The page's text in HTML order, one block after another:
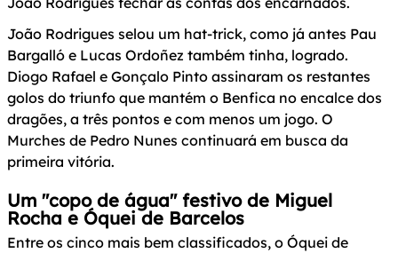
João Rodrigues selou um hat-trick, como já antes Pau
Bargalló e Lucas Ordoñez também tinha, logrado.
Diogo Rafael e Gonçalo Pinto assinaram os restantes
golos do triunfo que mantém o Benfica no encalce dos
dragões, a três pontos e com menos um jogo. O
Murches de Pedro Nunes continuará em busca da
primeira vitória.
Um "copo de água" festivo de Miguel
Rocha e Óquei de Barcelos
Entre os cinco mais bem classificados, o Óquei de